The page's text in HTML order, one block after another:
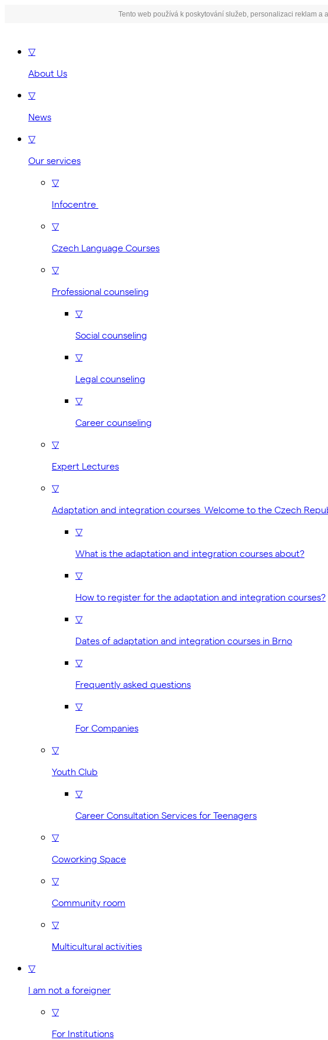
Tento web používá k poskytování služeb, personalizaci reklam a
▽
About Us
▽
News
▽
Our services
▽
Infocentre
▽
Czech Language Courses
▽
Professional counseling
▽
Social counseling
▽
Legal counseling
▽
Career counseling
▽
Expert Lectures
▽
Adaptation and integration courses Welcome to the Czech
▽
What is the adaptation and integration courses about?
▽
How to register for the adaptation and integration courses?
▽
Dates of adaptation and integration courses in Brno
▽
Frequently asked questions
▽
For Companies
▽
Youth Club
▽
Career Consultation Services for Teenagers
▽
Coworking Space
▽
Community room
▽
Multicultural activities
▽
I am not a foreigner
▽
For Institutions